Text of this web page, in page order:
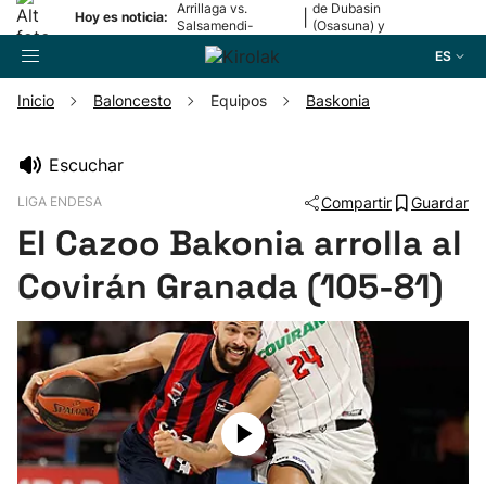
Hoy es noticia:
Arrillaga vs.
Salsamendi-
Bergara y Erasun
vs. Gaminde
de Dubasin
(Osasuna) y
ES
Pelota
Remo
Baloncesto
Ciclismo
Inicio Baloncesto Equipos Baskonia
Escuchar
LIGA ENDESA Compartir Guardar
El Cazoo Bakonia arrolla al
Covirán Granada (105-81)